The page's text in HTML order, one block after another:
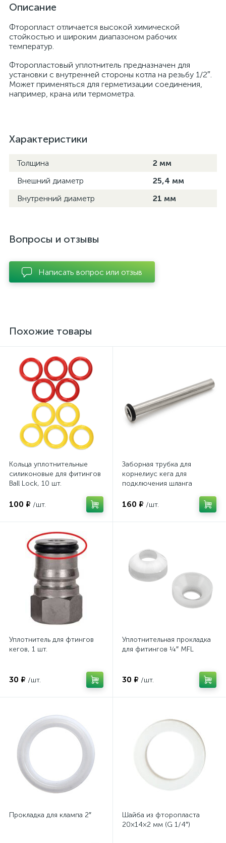
Описание
Фторопласт отличается высокой химической
стойкостью и широким диапазоном рабочих
температур.
Фторопластовый уплотнитель предназначен для
установки с внутренней стороны котла на резьбу 1/2″.
Может применяться для герметизации соединения,
например, крана или термометра.
Характеристики
Толщина
2 мм
Внешний диаметр
25,4 мм
Внутренний диаметр
21 мм
Вопросы и отзывы
Написать вопрос или отзыв
Похожие товары
Кольца уплотнительные
силиконовые для фитингов
Ball Lock, 10 шт.
100 ₽ /шт.
Заборная трубка для
корнелиус кега для
подключения шланга
160 ₽ /шт.
Уплотнитель для фтингов
кегов, 1 шт.
30 ₽ /шт.
Уплотнительная прокладка
для фитингов ¼″ MFL
30 ₽ /шт.
Прокладка для клампа 2″
Шайба из фторопласта
20×14×2 мм (G 1/4″)